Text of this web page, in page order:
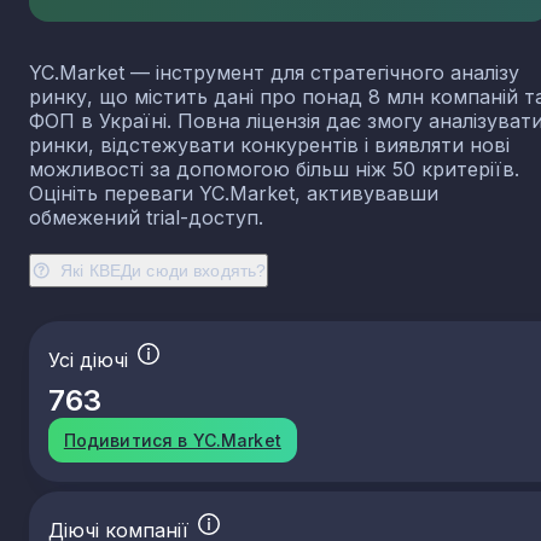
Які КВЕДи сюди входять?
YC.Market — інструмент для стратегічного аналізу
ринку, що містить дані про понад 8 млн компаній
ФОП в Україні. Повна ліцензія дає змогу
ринки, відстежувати конкурентів і виявляти нові
можливості за допомогою більш ніж 50 критеріїв.
Оцініть переваги YC.Market, активувавши
обмежений trial-доступ.
Усі діючі
763
Подивитися в YC.Market
Діючі компанії
23.13 Виробництво порожнистого скла
23.19 Виробництво й оброблення інших скляних
у тому числі технічних
23.20 Виробництво вогнетривких виробів
23.31 Виробництво керамічних плиток і плит
23.32
Виробництво цегли, черепиці та інших
виробів із випаленої глини
23.41 Виробництво господарських і декоративних
керамічних виробів
23.43 Виробництво керамічних електроізоляторів та
23.44 Виробництво інших керамічних виробів
призначення
23.49 Виробництво інших керамічних виробів
23.52 Виробництво вапна та гіпсових сумішей